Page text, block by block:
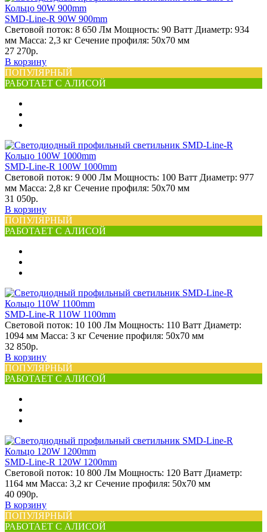
SMD-Line-R 90W 900mm
Световой поток: 8 650 Лм Мощность: 90 Ватт Диаметр: 934
мм Масса: 2,3 кг Сечение профиля: 50х70 мм
27 270р.
В корзину
ПОПУЛЯРНЫЙ
РАБОТАЕТ С АЛИСОЙ
SMD-Line-R 100W 1000mm
Световой поток: 9 000 Лм Мощность: 100 Ватт Диаметр: 977
мм Масса: 2,8 кг Сечение профиля: 50х70 мм
31 050р.
В корзину
ПОПУЛЯРНЫЙ
РАБОТАЕТ С АЛИСОЙ
SMD-Line-R 110W 1100mm
Световой поток: 10 100 Лм Мощность: 110 Ватт Диаметр:
1094 мм Масса: 3 кг Сечение профиля: 50х70 мм
32 850р.
В корзину
ПОПУЛЯРНЫЙ
РАБОТАЕТ С АЛИСОЙ
SMD-Line-R 120W 1200mm
Световой поток: 10 800 Лм Мощность: 120 Ватт Диаметр:
1164 мм Масса: 3,2 кг Сечение профиля: 50х70 мм
40 090р.
В корзину
ПОПУЛЯРНЫЙ
РАБОТАЕТ С АЛИСОЙ